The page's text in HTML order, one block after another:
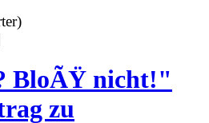
BloÃŸ nicht!"
zu